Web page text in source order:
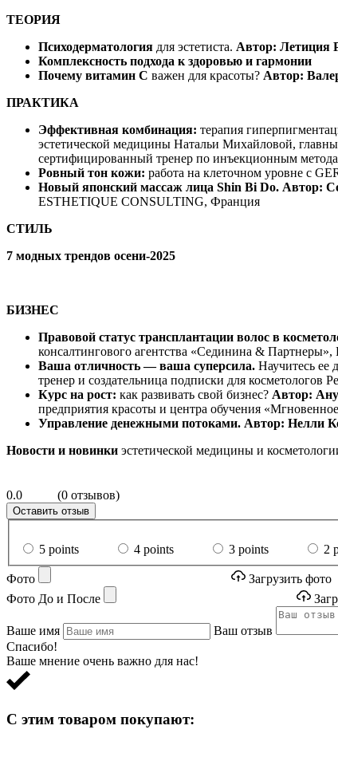
ТЕОРИЯ
Психодерматология для эстетиста. Автор: Летиция
Комплексность подхода к здоровью и гармонии
Почему витамин C важен для красоты? Автор:
ПРАКТИКА
Эффективная комбинация: терапия
эстетической медицины Натальи Михайловой,
сертифицированный тренер по инъекционным
Ровный тон кожи: работа на клеточном уровне с
Новый японский массаж лица Shin Bi Do. Автор:
ESTHETIQUE CONSULTING, Франция
СТИЛЬ
7 модных трендов осени-2025
БИЗНЕС
Правовой статус трансплантации волос в
консалтингового агентства «Сединина & Партнеры»,
Ваша отличность — ваша суперсила. Научитесь ее
тренер и создательница подписки для косметологов
Курс на рост: как развивать свой бизнес? Автор:
предприятия красоты и центра обучения
Управление денежными потоками. Автор: Нелли
Новости и новинки эстетической медицины и
0.0 (0 отзывов)
Оставить отзыв
5 points 4 points 3 points 2
Фото
Загрузить фото
Фото До и После
Ваше имя Ваш отзыв
Спасибо!
Ваше мнение очень важно для нас!
С этим товаром покупают: